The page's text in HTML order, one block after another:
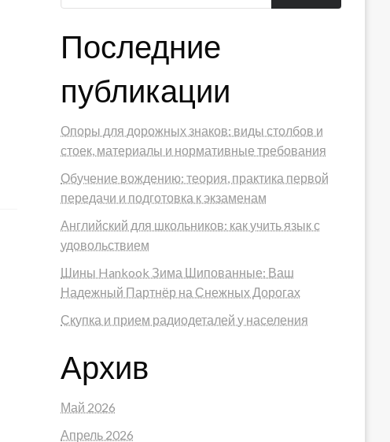
Последние
публикации
Опоры для дорожных знаков: виды столбов и
стоек, материалы и нормативные требования
Обучение вождению: теория, практика первой
передачи и подготовка к экзаменам
Английский для школьников: как учить язык с
удовольствием
Шины Hankook Зима Шипованные: Ваш
Надежный Партнёр на Снежных Дорогах
Скупка и прием радиодеталей у населения
Архив
Май 2026
Апрель 2026